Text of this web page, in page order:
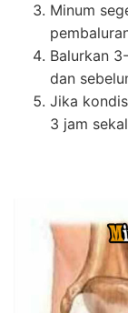
Minum
Balurkan
dan
Jika
3 jam